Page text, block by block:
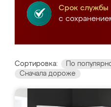
Срок службы
с
Сортировка: По
Сначала дороже